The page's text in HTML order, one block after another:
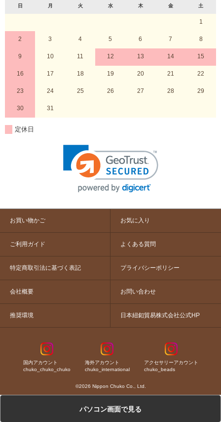
日 月 火 水 木 金 土
1
2 3 4 5 6 7 8
9 10 11 12 13 14 15
16 17 18 19 20 21 22
23 24 25 26 27 28 29
30 31
定休日
お買い物かご お気に入り
ご利用ガイド よくある質問
特定商取引法に基づく表記 プライバシーポリシー
会社概要 お問い合わせ
推奨環境 日本紐釦貿易株式会社公式HP
国内アカウント
chuko_chuko_chuko
海外アカウント
chuko_international
アクセサリーアカウント
chuko_beads
©2026 Nippon Chuko Co., Ltd.
パソコン画面で見る